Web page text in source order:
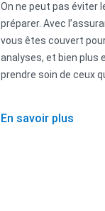
On ne peut pas éviter
préparer. Avec
vous êtes couvert
analyses, et bien plus
prendre soin de ceux
En savoir plus